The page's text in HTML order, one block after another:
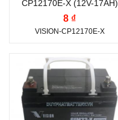
Vị trí cọc:Cọc nghịch L
Kiểu cọc:Cọc bắt ốc
CP12170E-X (12V-17AH)
8 ₫
VISION-CP12170E-X
Thương hiệu ắc quy:
VISION
Điện thế (V):12 V